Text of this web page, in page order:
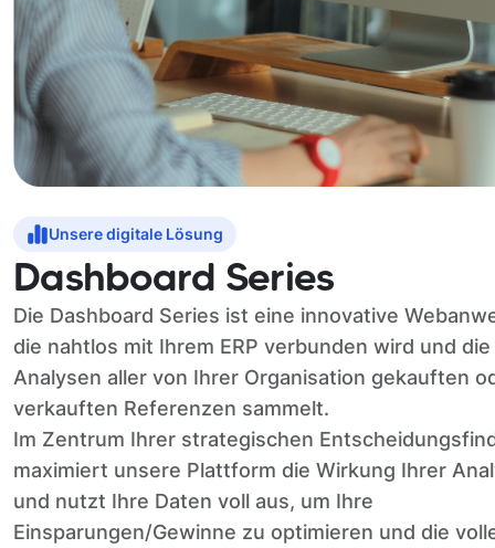
Unsere digitale Lösung
Dashboard Series
Die Dashboard Series ist eine innovative
die nahtlos mit Ihrem ERP verbunden wird und die
Analysen aller von Ihrer Organisation gekauften
verkauften Referenzen sammelt.
Im Zentrum Ihrer strategischen
maximiert unsere Plattform die Wirkung Ihrer
und nutzt Ihre Daten voll aus, um Ihre
Einsparungen/Gewinne zu optimieren und die